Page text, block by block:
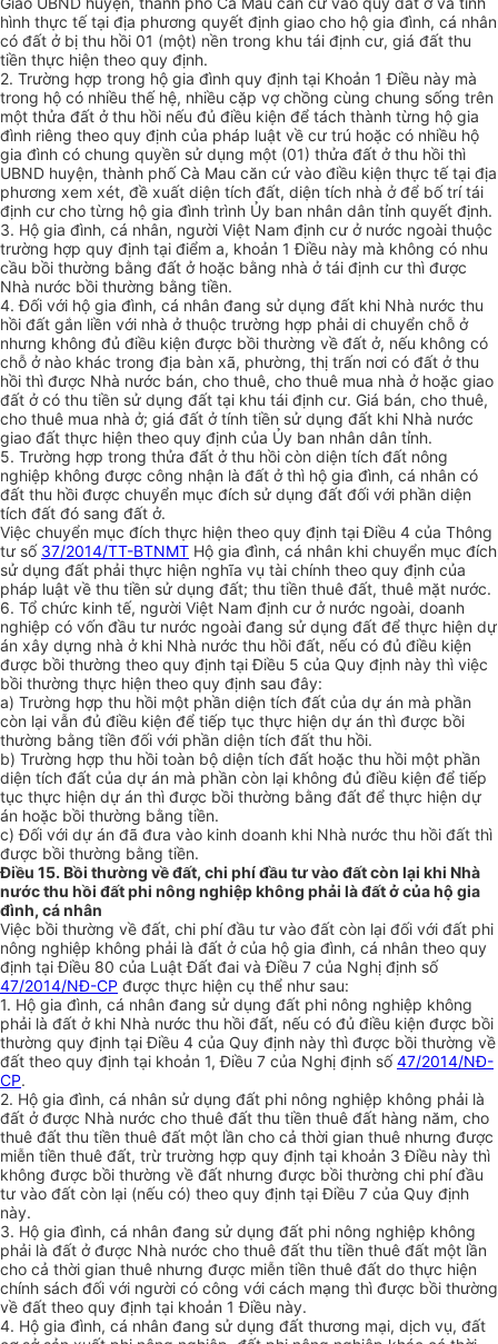
hình thực tế tại địa phương quyết định giao cho hộ gia đình, cá nhân
có đất ở bị thu hồi 01 (một) nền trong khu tái định cư, giá đất thu
tiền thực hiện theo quy định.
2. Trường hợp trong hộ gia đình quy định tại Khoản 1 Điều này mà
trong hộ có nhiều thế hệ, nhiều cặp vợ chồng cùng chung sống trên
một thửa đất ở thu hồi nếu đủ điều kiện để tách thành từng hộ gia
đình riêng theo quy định của pháp luật về cư trú hoặc có nhiều hộ
gia đình có chung quyền sử dụng một (01) thửa đất ở thu hồi thì
UBND huyện, thành phố Cà Mau căn cứ vào điều kiện thực tế tại địa
phương xem xét, đề xuất diện tích đất, diện tích nhà ở để bố trí tái
định cư cho từng hộ gia đình trình Ủy ban nhân dân tỉnh quyết định.
3. Hộ gia đình, cá nhân, người Việt Nam định cư ở nước ngoài thuộc
trường hợp quy định tại điểm a, khoản 1 Điều này mà không có nhu
cầu bồi thường bằng đất ở hoặc bằng nhà ở tái định cư thì được
Nhà nước bồi thường bằng tiền.
4. Đối với hộ gia đình, cá nhân đang sử dụng đất khi Nhà nước thu
hồi đất gắn liền với nhà ở thuộc trường hợp phải di chuyển chỗ ở
nhưng không đủ điều kiện được bồi thường về đất ở, nếu không có
chỗ ở nào khác trong địa bàn xã, phường, thị trấn nơi có đất ở thu
hồi thì được Nhà nước bán, cho thuê, cho thuê mua nhà ở hoặc giao
đất ở có thu tiền sử dụng đất tại khu tái định cư. Giá bán, cho thuê,
cho thuê mua nhà ở; giá đất ở tính tiền sử dụng đất khi Nhà nước
giao đất thực hiện theo quy định của Ủy ban nhân dân tỉnh.
5. Trường hợp trong thửa đất ở thu hồi còn diện tích đất nông
nghiệp không được công nhận là đất ở thì hộ gia đình, cá nhân có
đất thu hồi được chuyển mục đích sử dụng đất đối với phần diện
tích đất đó sang đất ở.
Việc chuyển mục đích thực hiện theo quy định tại Điều 4 của Thông
tư số 37/2014/TT-BTNMT Hộ gia đình, cá nhân khi chuyển mục đích
sử dụng đất phải thực hiện nghĩa vụ tài chính theo quy định của
pháp luật về thu tiền sử dụng đất; thu tiền thuê đất, thuê mặt nước.
6. Tổ chức kinh tế, người Việt Nam định cư ở nước ngoài, doanh
nghiệp có vốn đầu tư nước ngoài đang sử dụng đất để thực hiện dự
án xây dựng nhà ở khi Nhà nước thu hồi đất, nếu có đủ điều kiện
được bồi thường theo quy định tại Điều 5 của Quy định này thì việc
bồi thường thực hiện theo quy định sau đây:
a) Trường hợp thu hồi một phần diện tích đất của dự án mà phần
còn lại vẫn đủ điều kiện để tiếp tục thực hiện dự án thì được bồi
thường bằng tiền đối với phần diện tích đất thu hồi.
b) Trường hợp thu hồi toàn bộ diện tích đất hoặc thu hồi một phần
diện tích đất của dự án mà phần còn lại không đủ điều kiện để tiếp
tục thực hiện dự án thì được bồi thường bằng đất để thực hiện dự
án hoặc bồi thường bằng tiền.
c) Đối với dự án đã đưa vào kinh doanh khi Nhà nước thu hồi đất thì
được bồi thường bằng tiền.
Điều 15. Bồi thường về đất, chi phí đầu tư vào đất còn lại khi Nhà
nước thu hồi đất phi nông nghiệp không phải là đất ở của hộ gia
đình, cá nhân
Việc bồi thường về đất, chi phí đầu tư vào đất còn lại đối với đất phi
nông nghiệp không phải là đất ở của hộ gia đình, cá nhân theo quy
định tại Điều 80 của Luật Đất đai và Điều 7 của Nghị định số
47/2014/NĐ-CP được thực hiện cụ thể như sau:
1. Hộ gia đình, cá nhân đang sử dụng đất phi nông nghiệp không
phải là đất ở khi Nhà nước thu hồi đất, nếu có đủ điều kiện được bồi
thường quy định tại Điều 4 của Quy định này thì được bồi thường về
đất theo quy định tại khoản 1, Điều 7 của Nghị định số47/2014/NĐ-
CP.
2. Hộ gia đình, cá nhân sử dụng đất phi nông nghiệp không phải là
đất ở được Nhà nước cho thuê đất thu tiền thuê đất hàng năm, cho
thuê đất thu tiền thuê đất một lần cho cả thời gian thuê nhưng được
miễn tiền thuê đất, trừ trường hợp quy định tại khoản 3 Điều này thì
không được bồi thường về đất nhưng được bồi thường chi phí đầu
tư vào đất còn lại (nếu có) theo quy định tại Điều 7 của Quy định
này.
3. Hộ gia đình, cá nhân đang sử dụng đất phi nông nghiệp không
phải là đất ở được Nhà nước cho thuê đất thu tiền thuê đất một lần
cho cả thời gian thuê nhưng được miễn tiền thuê đất do thực hiện
chính sách đối với người có công với cách mạng thì được bồi thường
về đất theo quy định tại khoản 1 Điều này.
4. Hộ gia đình, cá nhân đang sử dụng đất thương mại, dịch vụ, đất